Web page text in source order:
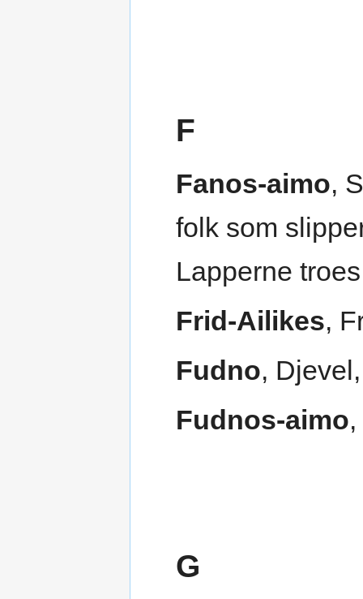
F
Fanos-aimo,
folk som
Lapperne
Frid-Ailikes,
Fudno,
Fudnos-aimo
G